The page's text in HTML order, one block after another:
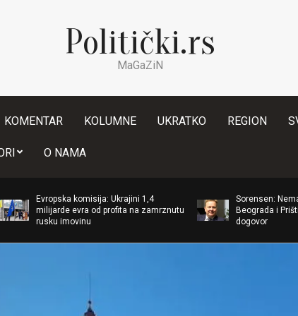
Politički.rs
MaGaZiN
KOMENTAR KOLUMNE UKRATKO REGION
O NAMA
komisija: Ukrajini 1,4
evra od profita na zamrznutu
Sorensen: Nema novog
Beograda i Prištine bez
dogovor